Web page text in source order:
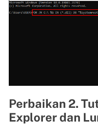
Perbaikan 2.
Explorer dan